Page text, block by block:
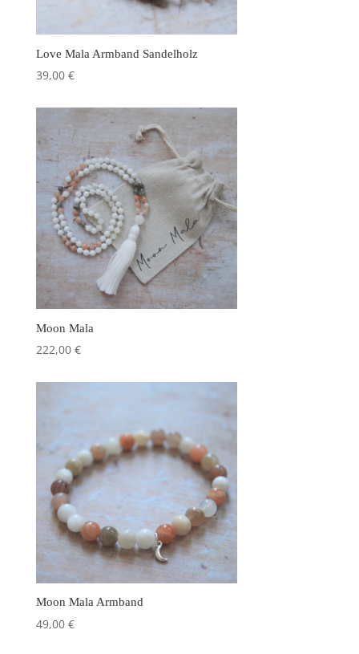
Love Mala Armband Sandelholz
39,00 €
Moon Mala
222,00 €
Moon Mala Armband
49,00 €